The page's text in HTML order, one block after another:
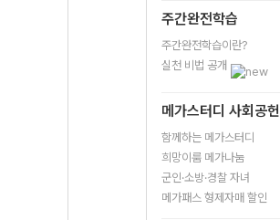
주간완전학습
주간완전학습이란?
실천 비법 공개
메가스터디 사회공헌
함께하는 메가스터디
희망이룸 메가나눔
군인·소방·경찰 자녀
메가패스 형제자매 할인